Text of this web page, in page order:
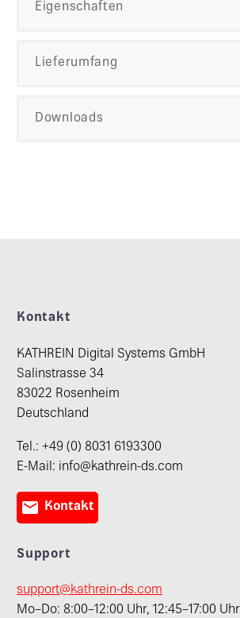
Eigenschaften
Lieferumfang
Downloads
Kontakt
KATHREIN Digital Systems GmbH
Salinstrasse 34
83022 Rosenheim
Deutschland
Tel.: +49 (0) 8031 6193300
E-Mail: info@kathrein-ds.com
 Kontakt
Support
support@kathrein-ds.com
Mo–Do: 8:00–12:00 Uhr, 12:45–17:00 Uhr